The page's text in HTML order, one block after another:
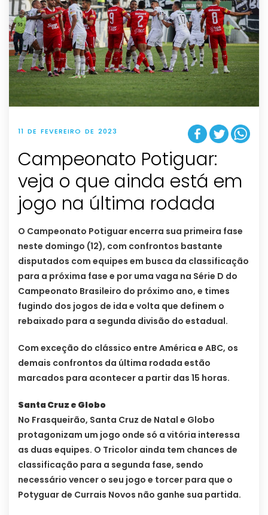
11 DE FEVEREIRO DE 2023
Campeonato Potiguar:
veja o que ainda está em
jogo na última rodada
O Campeonato Potiguar encerra sua primeira fase
neste domingo (12), com confrontos bastante
disputados com equipes em busca da classificação
para a próxima fase e por uma vaga na Série D do
Campeonato Brasileiro do próximo ano, e times
fugindo dos jogos de ida e volta que definem o
rebaixado para a segunda divisão do estadual.
Com exceção do clássico entre América e ABC, os
demais confrontos da última rodada estão
marcados para acontecer a partir das 15 horas.
Santa Cruz e Globo
No Frasqueirão, Santa Cruz de Natal e Globo
protagonizam um jogo onde só a vitória interessa
as duas equipes. O Tricolor ainda tem chances de
classificação para a segunda fase, sendo
necessário vencer o seu jogo e torcer para que o
Potyguar de Currais Novos não ganhe sua partida.